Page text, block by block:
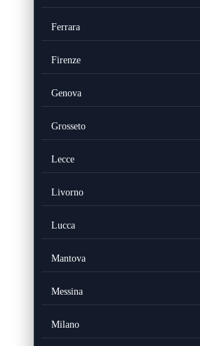
Ferrara
Firenze
Genova
Grosseto
Lecce
Livorno
Lucca
Mantova
Messina
Milano